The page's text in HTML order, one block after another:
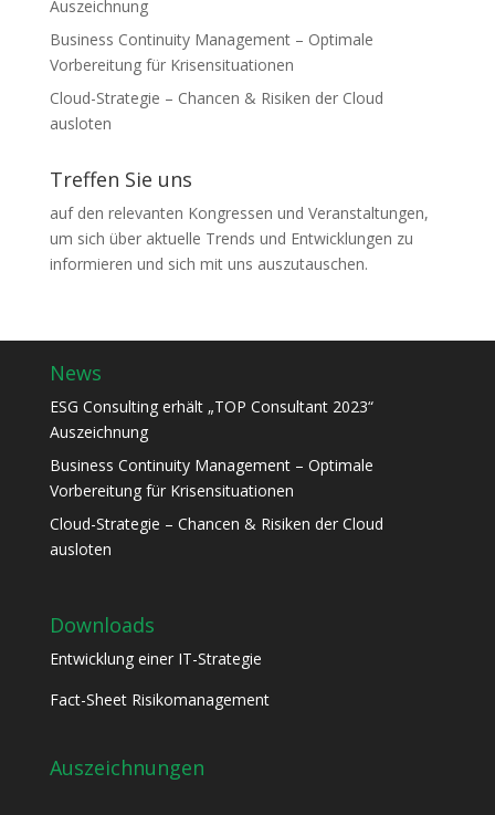
Auszeichnung
Business Continuity Management – Optimale
Vorbereitung für Krisensituationen
Cloud-Strategie – Chancen & Risiken der Cloud
ausloten
Treffen Sie uns
auf den relevanten Kongressen und Veranstaltungen,
um sich über aktuelle Trends und Entwicklungen zu
informieren und sich mit uns auszutauschen.
News
ESG Consulting erhält „TOP Consultant 2023“
Auszeichnung
Business Continuity Management – Optimale
Vorbereitung für Krisensituationen
Cloud-Strategie – Chancen & Risiken der Cloud
ausloten
Downloads
Entwicklung einer IT-Strategie
Fact-Sheet Risikomanagement
Auszeichnungen